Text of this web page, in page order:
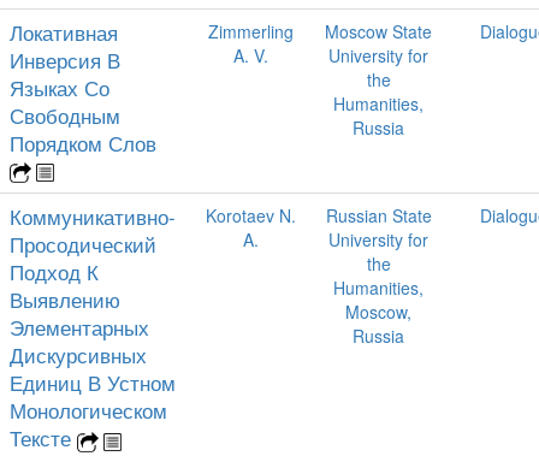
Локативная
Инверсия В
Языках Со
Свободным
Порядком Слов
Zimmerling
A. V.
Moscow State
University for
the
Humanities,
Russia
Коммуникативно-
Просодический
Подход К
Выявлению
Элементарных
Дискурсивных
Единиц В Устном
Монологическом
Тексте
Korotaev N.
A.
Russian State
University for
the
Humanities,
Moscow,
Russia